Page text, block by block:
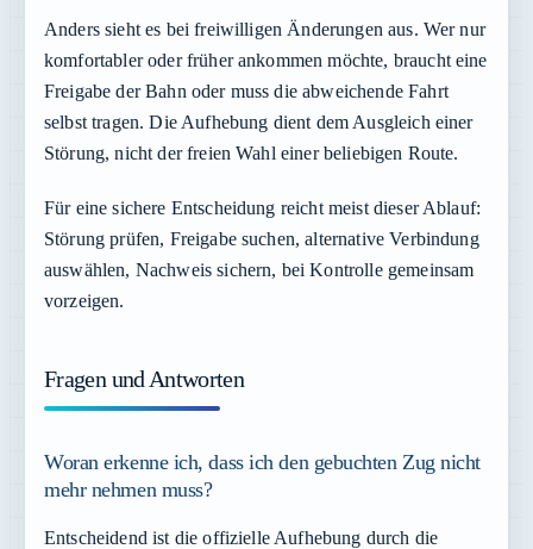
Anders sieht es bei freiwilligen Änderungen aus. Wer nur
komfortabler oder früher ankommen möchte, braucht eine
Freigabe der Bahn oder muss die abweichende Fahrt
selbst tragen. Die Aufhebung dient dem Ausgleich einer
Störung, nicht der freien Wahl einer beliebigen Route.
Für eine sichere Entscheidung reicht meist dieser Ablauf:
Störung prüfen, Freigabe suchen, alternative Verbindung
auswählen, Nachweis sichern, bei Kontrolle gemeinsam
vorzeigen.
Fragen und Antworten
Woran erkenne ich, dass ich den gebuchten Zug nicht
mehr nehmen muss?
Entscheidend ist die offizielle Aufhebung durch die